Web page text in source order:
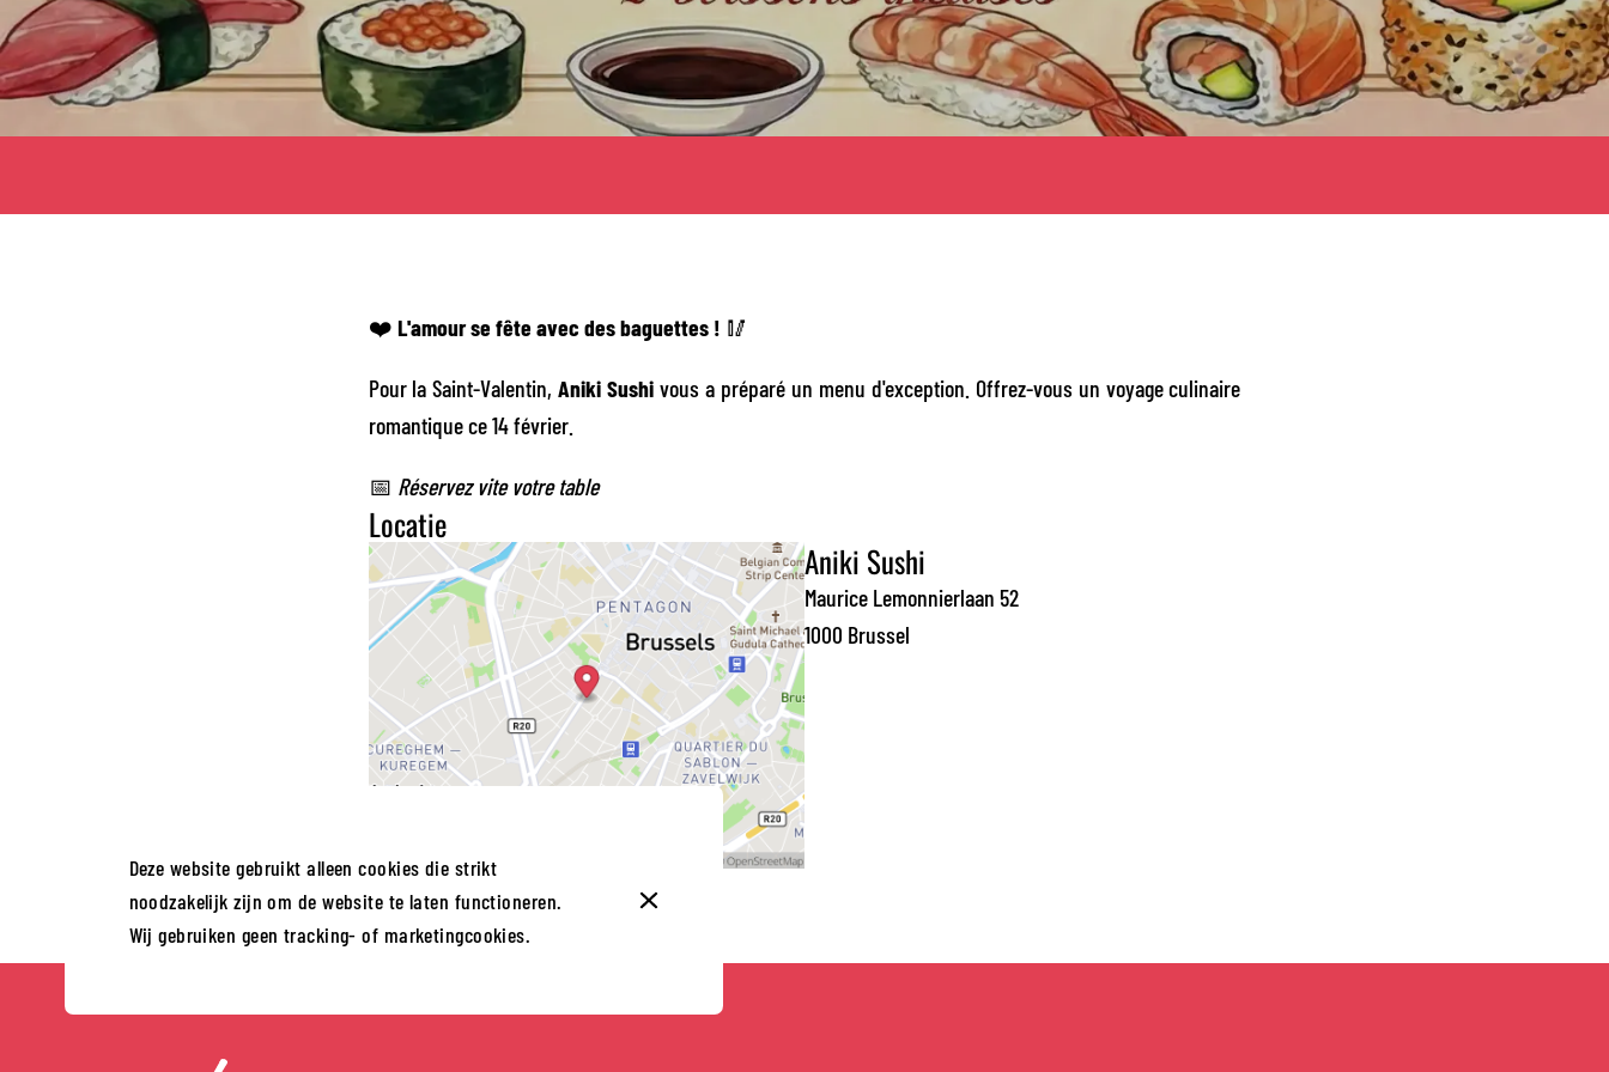
❤️ L'amour se fête avec des baguettes ! 🥢
Pour la Saint-Valentin,Aniki Sushi vous a préparé un menu d'exception. Offrez-vous un voyage culinaire
romantique ce 14 février.
📅 Réservez vite votre table
Locatie
Aniki Sushi
Maurice Lemonnierlaan 52
1000 Brussel
Deze website gebruikt alleen cookies die strikt
noodzakelijk zijn om de website te laten functioneren.
Wij gebruiken geen tracking- of marketingcookies.